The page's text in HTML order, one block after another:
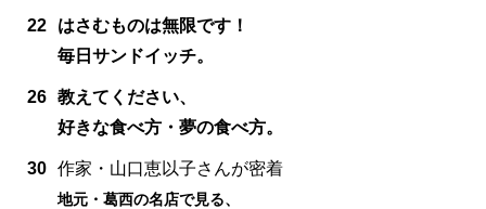
22
はさむものは無限です！
毎日サンドイッチ。
26 教えてください、
好きな食べ方・夢の食べ方。
30 作家・山口恵以子さんが密着
地元・葛西の名店で見る、